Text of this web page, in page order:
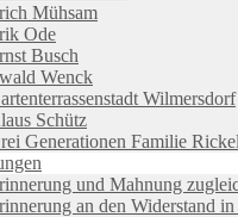
Mühsam
Ode
Busch
Wenck
Wilmersdorf
Schütz
Generationen Familie
und Mahnung
an den Widerstand